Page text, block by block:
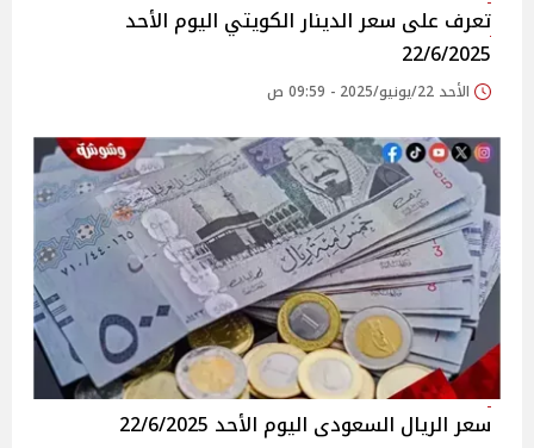
تعرف على سعر الدينار الكويتي اليوم الأحد
22/6/2025
الأحد 22/يونيو/2025 - 09:59 ص
سعر الريال السعودى اليوم الأحد 22/6/2025